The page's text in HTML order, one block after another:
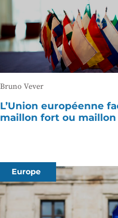
Bruno Vever
L’Union européenne
maillon fort ou maillon
Europe